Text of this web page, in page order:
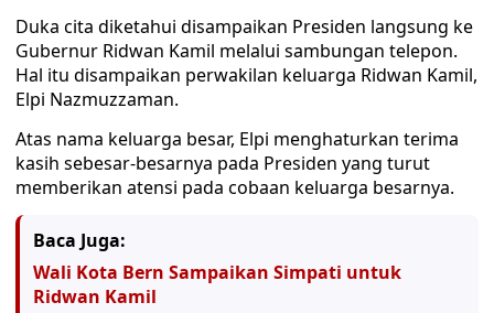
Duka cita diketahui disampaikan Presiden langsung ke
Gubernur Ridwan Kamil melalui sambungan telepon.
Hal itu disampaikan perwakilan keluarga Ridwan Kamil,
Elpi Nazmuzzaman.
Atas nama keluarga besar, Elpi menghaturkan terima
kasih sebesar-besarnya pada Presiden yang turut
memberikan atensi pada cobaan keluarga besarnya.
Baca Juga:
Wali Kota Bern Sampaikan Simpati untuk
Ridwan Kamil